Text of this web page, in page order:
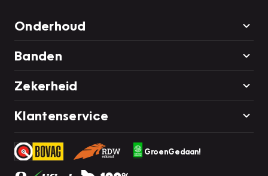
Onderhoud
Banden
Zekerheid
Klantenservice
GroenGedaan!